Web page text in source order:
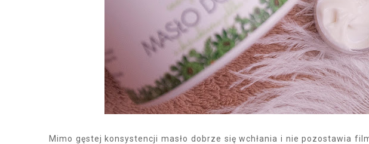
Mimo gęstej konsystencji masło dobrze się wchłania i nie pozostawia